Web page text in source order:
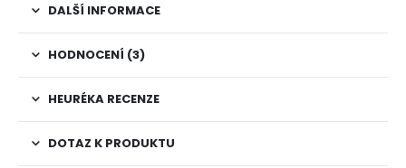
DALŠÍ INFORMACE
HODNOCENÍ (3)
HEURÉKA RECENZE
DOTAZ K PRODUKTU